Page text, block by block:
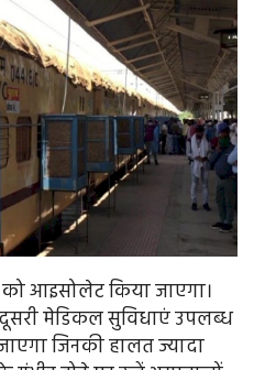
आइसोलेट किया जाएगा।
मेडिकल सुविधाएं उपलब्ध
जिनकी हालत ज्यादा